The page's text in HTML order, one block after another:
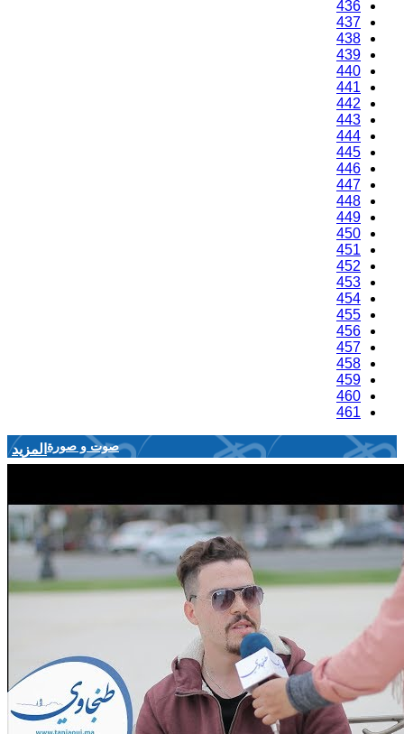
436
437
438
439
440
441
442
443
444
445
446
447
448
449
450
451
452
453
454
455
456
457
458
459
460
461
المزيد صوت و صورة